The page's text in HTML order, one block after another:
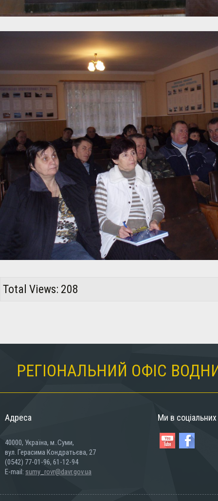
Total Views: 208
РЕГІОНАЛЬНИЙ ОФІС
Адреса
40000, Україна, м..Суми,
вул. Герасима Кондратьєва, 27
(0542) 77-01-96, 61-12-94
E-mail: sumy_rovr@davr.gov.ua
Ми в